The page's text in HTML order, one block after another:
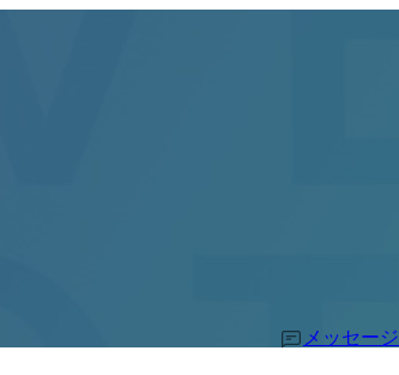
メッセージ